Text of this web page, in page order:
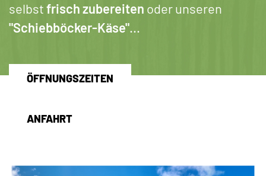
selbstfrisch zubereiten oder unseren
"Schiebböcker-Käse"...
ÖFFNUNGSZEITEN
ANFAHRT